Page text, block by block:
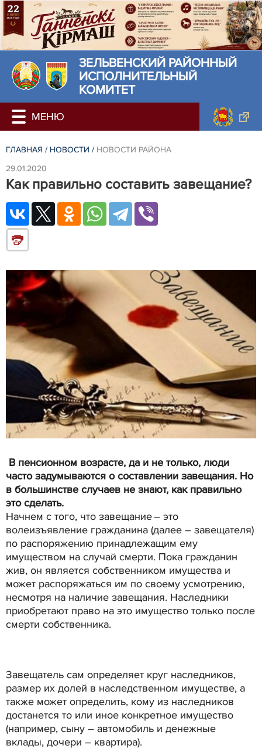
ЗЕЛЬВЕНСКИЙ РАЙОННЫЙ
ИСПОЛНИТЕЛЬНЫЙ
КОМИТЕТ
ГЛАВНАЯ / НОВОСТИ / НОВОСТИ РАЙОНА
29.01.2020
Как правильно составить завещание?
В пенсионном возрасте, да и не только, люди
часто задумываются о составлении завещания. Но
в большинстве случаев не знают, как правильно
это сделать.
Начнем с того, что завещание – это
волеизъявление гражданина (далее – завещателя)
по распоряжению принадлежащим ему
имуществом на случай смерти. Пока гражданин
жив, он является собственником имущества и
может распоряжаться им по своему усмотрению,
несмотря на наличие завещания. Наследники
приобретают право на это имущество только после
смерти собственника.
Завещатель сам определяет круг наследников,
размер их долей в наследственном имуществе, а
также может определить, кому из наследников
достанется то или иное конкретное имущество
(например, сыну – автомобиль и денежные
вклады, дочери – квартира).